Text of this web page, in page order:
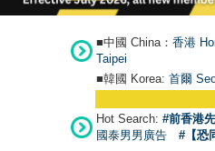
■中國 China： 香港
Taipei
■韓國 Korea: 首爾
Hot Search: #前香港
國泰男男廣告
#【恐